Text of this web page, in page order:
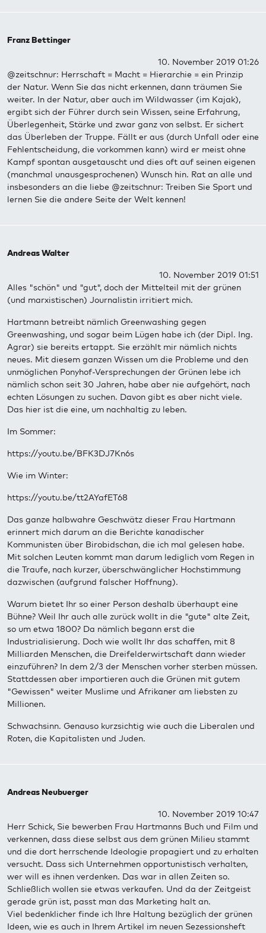
Franz Bettinger
10. November 2019 01:26
@zeitschnur: Herrschaft = Macht = Hierarchie = ein Prinzip
der Natur. Wenn Sie das nicht erkennen, dann träumen Sie
weiter. In der Natur, aber auch im Wildwasser (im Kajak),
ergibt sich der Führer durch sein Wissen, seine Erfahrung,
Überlegenheit, Stärke und zwar ganz von selbst. Er sichert
das Überleben der Truppe. Fällt er aus (durch Unfall oder eine
Fehlentscheidung, die vorkommen kann) wird er meist ohne
Kampf spontan ausgetauscht und dies oft auf seinen eigenen
(manchmal unausgesprochenen) Wunsch hin. Rat an alle und
insbesonders an die liebe @zeitschnur: Treiben Sie Sport und
lernen Sie die andere Seite der Welt kennen!
Andreas Walter
10. November 2019 01:51
Alles "schön" und "gut", doch der Mittelteil mit der grünen
(und marxistischen) Journalistin irritiert mich.
Hartmann betreibt nämlich Greenwashing gegen
Greenwashing, und sogar beim Lügen habe ich (der Dipl. Ing.
Agrar) sie bereits ertappt. Sie erzählt mir nämlich nichts
neues. Mit diesem ganzen Wissen um die Probleme und den
unmöglichen Ponyhof-Versprechungen der Grünen lebe ich
nämlich schon seit 30 Jahren, habe aber nie aufgehört, nach
echten Lösungen zu suchen. Davon gibt es aber nicht viele.
Das hier ist die eine, um nachhaltig zu leben.
Im Sommer:
https://youtu.be/BFK3DJ7Kn6s
Wie im Winter:
https://youtu.be/tt2AYafET68
Das ganze halbwahre Geschwätz dieser Frau Hartmann
erinnert mich darum an die Berichte kanadischer
Kommunisten über Birobidschan, die ich mal gelesen habe.
Mit solchen Leuten kommt man darum lediglich vom Regen in
die Traufe, nach kurzer, überschwänglicher Hochstimmung
dazwischen (aufgrund falscher Hoffnung).
Warum bietet Ihr so einer Person deshalb überhaupt eine
Bühne? Weil Ihr auch alle zurück wollt in die "gute" alte Zeit,
so um etwa 1800? Da nämlich begann erst die
Industrialisierung. Doch wie wollt Ihr das schaffen, mit 8
Milliarden Menschen, die Dreifelderwirtschaft dann wieder
einzuführen? In dem 2/3 der Menschen vorher sterben müssen.
Stattdessen aber importieren auch die Grünen mit gutem
"Gewissen" weiter Muslime und Afrikaner am liebsten zu
Millionen.
Schwachsinn. Genauso kurzsichtig wie auch die Liberalen und
Roten, die Kapitalisten und Juden.
Andreas Neubuerger
10. November 2019 10:47
Herr Schick, Sie bewerben Frau Hartmanns Buch und Film und
verkennen, dass diese selbst aus dem grünen Milieu stammt
und die dort herrschende Ideologie propagiert und zu erhalten
versucht. Dass sich Unternehmen opportunistisch verhalten,
wer will es ihnen verdenken. Das war in allen Zeiten so.
Schließlich wollen sie etwas verkaufen. Und da der Zeitgeist
gerade grün ist, passt man das Marketing halt an.
Viel bedenklicher finde ich Ihre Haltung bezüglich der grünen
Ideen, wie es auch in Ihrem Artikel im neuen Sezessionsheft